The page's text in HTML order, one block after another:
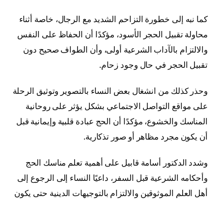
كما نبه إلى خطورة التزاحم الشديد مع الرجال، خاصة أثناء
محاولة تقبيل الحجر الأسود، مؤكدًا أن الحفاظ على النفس
والالتزام بالآداب الشرعية أولى، وأن الطواف صحيح دون
تقبيل الحجر في حال وجود زحام.
وحذر كذلك من انشغال بعض النساء بالتصوير وتوثيق الرحلة
على مواقع التواصل الاجتماعي بشكل يؤثر على روحانية
المناسك والخشوع، مؤكدًا أن الحج عبادة قلبية وإيمانية قبل
أن يكون مجرد مظاهر أو صور تذكارية.
وشدد الدكتور أسامة قابيل على أهمية تعلم مناسك الحج
وأحكامه الشرعية قبل السفر، داعيًا النساء إلى الرجوع إلى
أهل العلم الموثوقين والالتزام بالتوجيهات الدينية حتى يكون